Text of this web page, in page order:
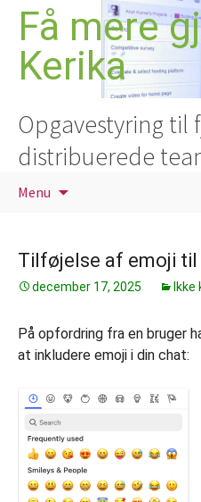
Hop
indhold
Få mere
Kerika
Opgavestyring til
distribuerede
Menu
Tilføjelse af emoji til
december 17, 2025
På opfordring fra en bruger
at inkludere emoji i din chat: